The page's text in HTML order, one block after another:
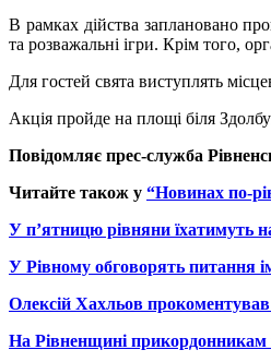
В рамках дійства заплановано
та розважальні ігри. Крім того,
Для гостей свята виступлять
Акція пройде на площі біля
Повідомляє прес-служба
Читайте також у “Новинах по-
У п’ятницю рівняни їхатимуть
У Рівному обговорять питання
Олексій Хахльов
На Рівненщині прикордонникам